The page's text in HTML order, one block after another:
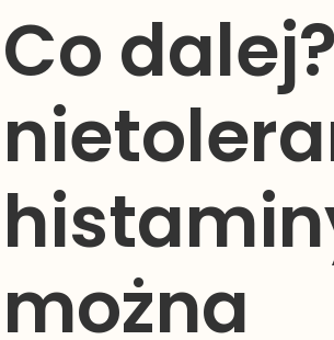
Co
można